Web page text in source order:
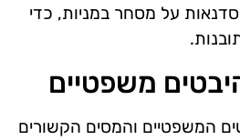
על מסחר במניות, כדי
משפטיים
המשפטיים והמסים הקשורים